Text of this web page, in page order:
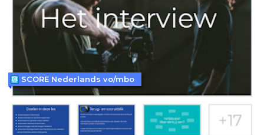
SCORE Nederlands vo/mbo